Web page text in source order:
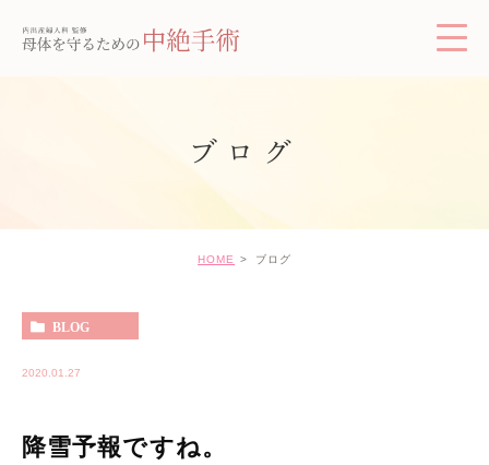
ブログ
HOME ブログ
BLOG
2020.01.27
降雪予報ですね。